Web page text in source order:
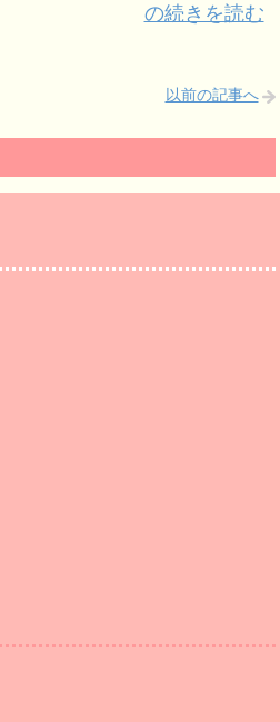
の続きを読む
以前の記事へ